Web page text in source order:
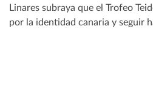
Linares subraya que el Trofeo
por la identidad canaria y seguir